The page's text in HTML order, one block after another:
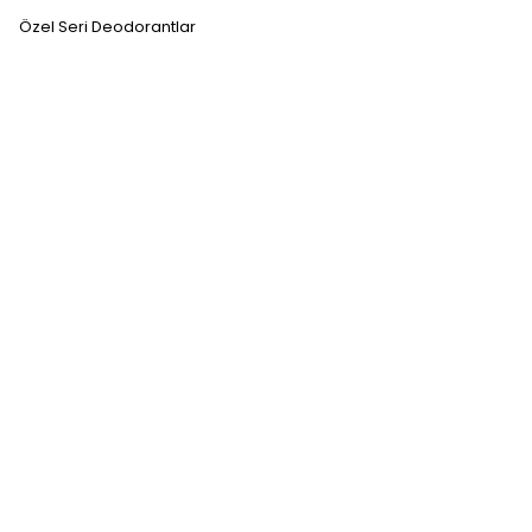
Özel Seri Deodorantlar